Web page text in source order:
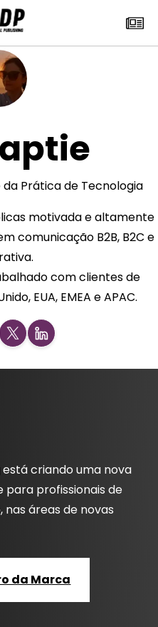
Prática de Tecnologia
motivada e altamente
comunicação B2B, B2C e
com clientes de
EUA, EMEA e APAC.
criando uma nova
para profissionais de
áreas de novas
da Marca